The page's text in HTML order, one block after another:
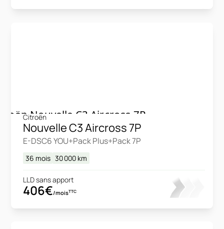
Citroën
Nouvelle C3 Aircross 7P
E-DSC6 YOU+Pack Plus+Pack 7P
36 mois 30 000 km
LLD sans apport
406€/moisTTC